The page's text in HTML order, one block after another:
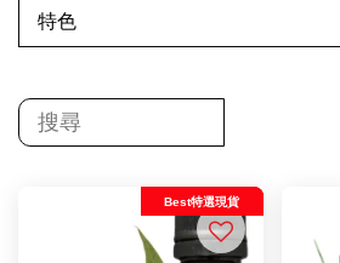
Best特選現貨